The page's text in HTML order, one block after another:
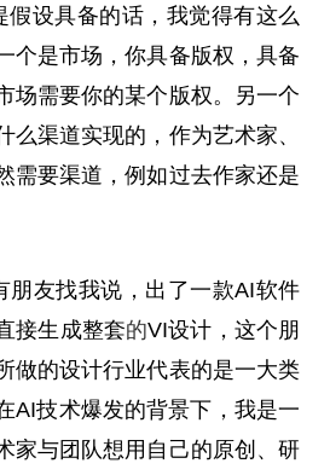
假设具备的话，我觉得有这么
个是市场，你具备版权，具备
场需要你的某个版权。另一个
么渠道实现的，作为艺术家、
需要渠道，例如过去作家还是
朋友找我说，出了一款AI软件
接生成整套的VI设计，这个朋
做的设计行业代表的是一大类
AI技术爆发的背景下，我是一
家与团队想用自己的原创、研